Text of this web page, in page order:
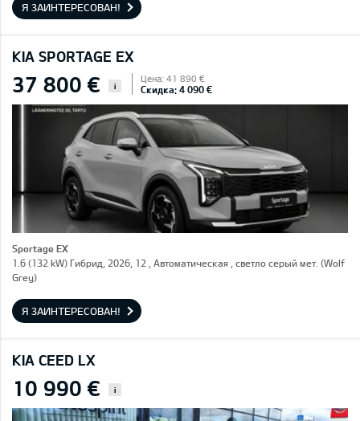
Я ЗАИНТЕРЕСОВАН!
KIA SPORTAGE EX
37 800 € i
Цена: 41 890 €
Скидка: 4 090 €
Sportage EX
1.6 (132 kW) Гибрид, 2026, 12 , Автоматическая , светло серый мет. (Wolf
Grey)
Я ЗАИНТЕРЕСОВАН!
KIA CEED LX
10 990 € i